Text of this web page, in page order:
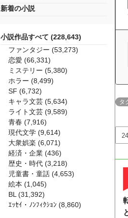
タ
新着の小説
小説作品すべて (228,643)
ファンタジー (53,273)
恋愛 (66,331)
ミステリー (5,380)
ホラー (8,499)
SF (6,732)
キャラ文芸 (5,634)
ライト文芸 (9,589)
青春 (7,916)
現代文学 (9,614)
大衆娯楽 (6,071)
経済・企業 (436)
歴史・時代 (3,218)
児童書・童話 (4,653)
絵本 (1,045)
BL (31,392)
ｴｯｾｲ・ﾉﾝﾌｨｸｼｮﾝ (8,860)